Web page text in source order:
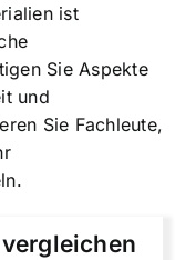
ist
Sie Aspekte
und
Sie Fachleute,